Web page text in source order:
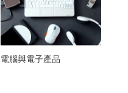
電腦與電子產品